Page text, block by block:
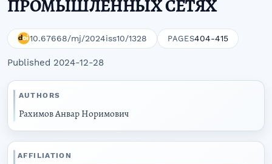
ПРОМЫШЛЕННЫХ СЕТЯХ
10.67668/mj/2024iss10/1328 PAGES404-415
Published 2024-12-28
AUTHORS
Рахимов Анвар Норимович
AFFILIATION